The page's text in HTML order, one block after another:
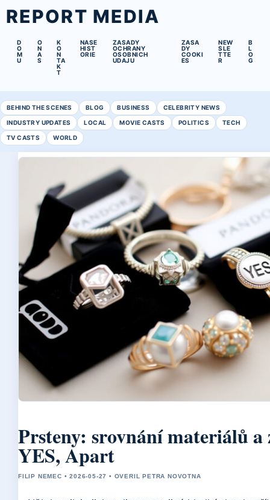
REPORT MEDIA
D
O
M
U
O
N
A
S
K
O
N
TA
K
T
NASE
HIST
ORIE
ZASADY
OCHRANY
OSOBNICH
UDAJU
ZASA
DY
COOKI
ES
NEW
SLE
TTE
R
B
L
O
G
BEHIND THE SCENES BLOG BUSINESS CELEBRITY NEWS
INDUSTRY UPDATES LOCAL MOVIE CASTS POLITICS TECH
TV CASTS WORLD
Prsteny: srovnání materiálů a
YES, Apart
FILIP NEMEC • 2026-05-27 • OVERIL PETRA NOVOTNA